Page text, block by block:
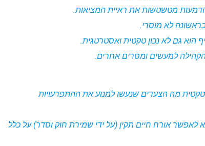
מטשטשות את ראיית המציאות.
לא מוסרי.
הוא גם לא נכון טקטית ואסטרטגית.
למעשים ומסרים אחרים.
מה הצעדים שנעשו למנוע את ההתפרעויות
אורח חיים תקין (על ידי שמירת חוק וסדר) על כלל